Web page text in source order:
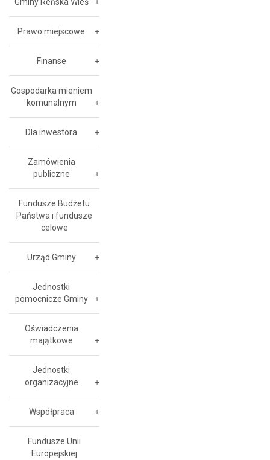
Prawo miejscowe
Finanse
Gospodarka mieniem
komunalnym
Dla inwestora
Zamówienia
publiczne
Fundusze Budżetu
Państwa i fundusze
celowe
Urząd Gminy
Jednostki
pomocnicze Gminy
Oświadczenia
majątkowe
Jednostki
organizacyjne
Współpraca
Fundusze Unii
Europejskiej